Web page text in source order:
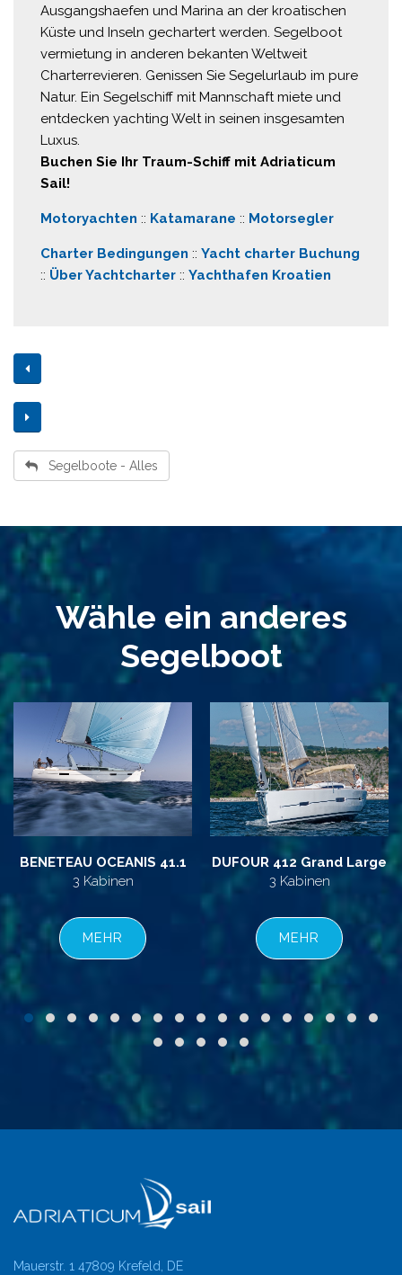
Ausgangshaefen und Marina an der kroatischen
Küste und Inseln gechartert werden. Segelboot
vermietung in anderen bekanten Weltweit
Charterrevieren. Genissen Sie Segelurlaub im pure
Natur. Ein Segelschiff mit Mannschaft miete und
entdecken yachting Welt in seinen insgesamten
Luxus.
Buchen Sie Ihr Traum-Schiff mit Adriaticum
Sail!
Motoryachten :: Katamarane :: Motorsegler
Charter Bedingungen :: Yacht charter Buchung
:: Über Yachtcharter :: Yachthafen Kroatien
Segelboote - Alles
Wähle ein anderes
Segelboot
BENETEAU OCEANIS 41.1
3 Kabinen
MEHR
DUFOUR 412 Grand Large
3 Kabinen
MEHR
Mauerstr. 1 47809 Krefeld, DE